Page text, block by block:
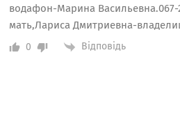
водафон-Марина
мать,Лариса Дмитриевна-
0 Відповідь